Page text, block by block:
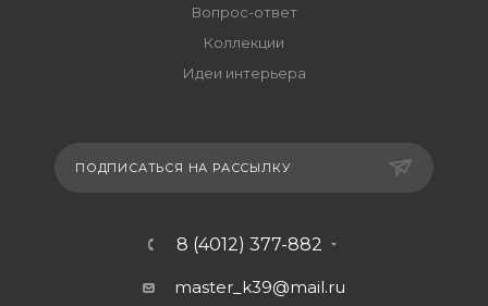
Вопрос-ответ
Коллекции
Идеи интерьера
ПОДПИСАТЬСЯ НА РАССЫЛКУ
8 (4012) 377-882
master_k39@mail.ru